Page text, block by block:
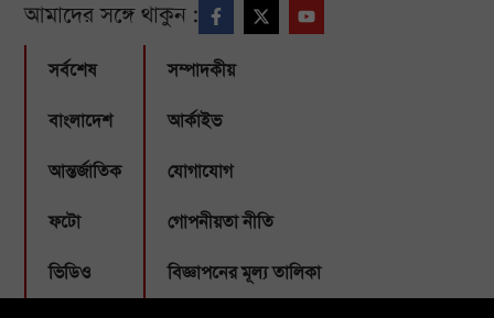
আমাদের সঙ্গে থাকুন :
সর্বশেষ
বাংলাদেশ
আন্তর্জাতিক
ফটো
ভিডিও
সম্পাদকীয়
আর্কাইভ
যোগাযোগ
গোপনীয়তা নীতি
বিজ্ঞাপনের মূল্য তালিকা